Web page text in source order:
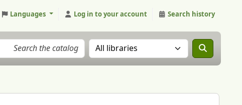
Languages Log in to your account Search history
Search the catalog in: